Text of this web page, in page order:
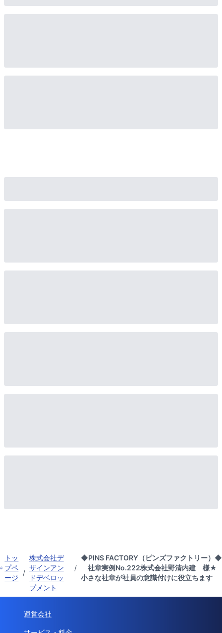
トッ
プペ
ージ
/
株式会社デ
ザインアン
ドデベロッ
プメント
/
◆PINS FACTORY（ピンズファクトリー）◆
社章実例No.222株式会社野清内建 様★
小さな社章が社員の意識付けに役立ちます
運営会社